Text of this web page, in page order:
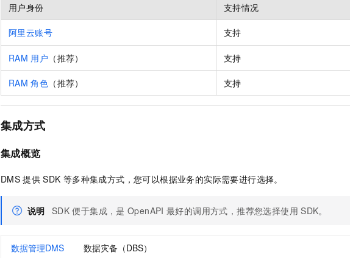
用户身份 支持情况
阿里云账号 支持
RAM 用户 （推荐） 支持
RAM 角色 （推荐） 支持
集成方式
集成概览
DMS 提供 SDK 等多种集成方式，您可以根据业务的实际需要进行选择。
说明 SDK 便于集成，是 OpenAPI 最好的调用方式，推荐您选择使用 SDK。
数据管理DMS 数据灾备（DBS）